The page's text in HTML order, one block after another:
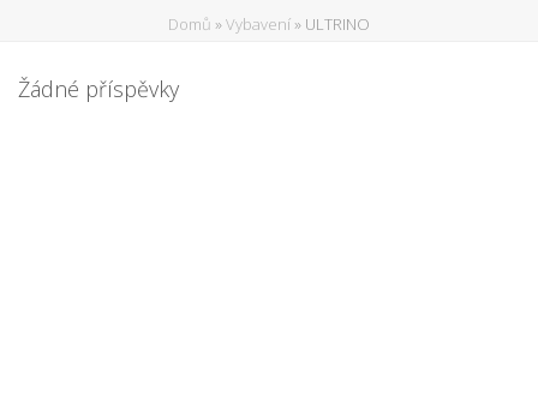
Domů »Vybavení » ULTRINO
Žádné příspěvky